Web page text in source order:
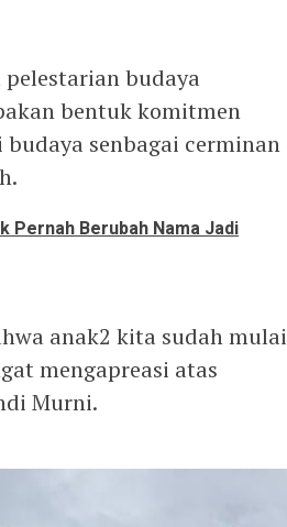
budaya
bentuk komitmen
senbagai cerminan
Pernah Berubah Nama Jadi
anak2 kita sudah mulai
mengapreasi atas
Murni.